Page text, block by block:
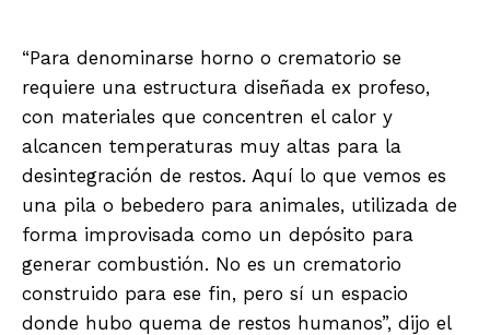
“Para denominarse horno o crematorio se
requiere una estructura diseñada ex profeso,
con materiales que concentren el calor y
alcancen temperaturas muy altas para la
desintegración de restos. Aquí lo que vemos es
una pila o bebedero para animales, utilizada de
forma improvisada como un depósito para
generar combustión. No es un crematorio
construido para ese fin, pero sí un espacio
donde hubo quema de restos humanos”, dijo el